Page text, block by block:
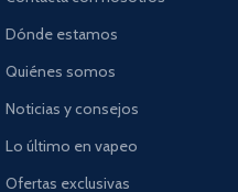
Dónde estamos
Quiénes somos
Noticias y consejos
Lo último en vapeo
Ofertas exclusivas